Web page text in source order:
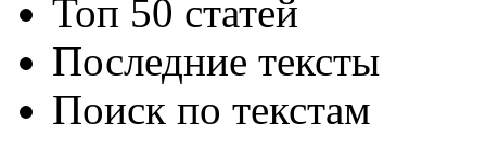
Топ 50 статей
Последние тексты
Поиск по текстам